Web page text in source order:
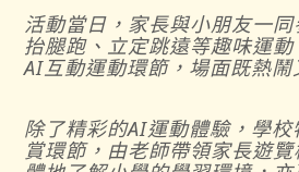
活動當日，家長與小朋友一
抬腿跑、立定跳遠等趣味運
AI互動運動環節，場面既熱鬧
除了精彩的AI運動體驗，學
賞環節，由老師帶領家長遊